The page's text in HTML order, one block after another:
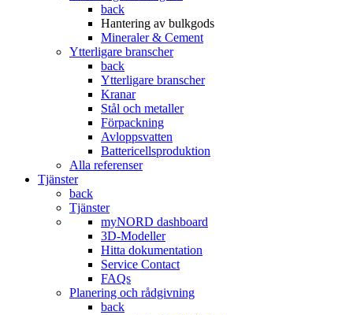
back
Hantering av bulkgods
Mineraler & Cement
Ytterligare branscher
back
Ytterligare branscher
Kranar
Stål och metaller
Förpackning
Avloppsvatten
Battericellsproduktion
Alla referenser
Tjänster
back
Tjänster
myNORD dashboard
3D-Modeller
Hitta dokumentation
Service Contact
FAQs
Planering och rådgivning
back